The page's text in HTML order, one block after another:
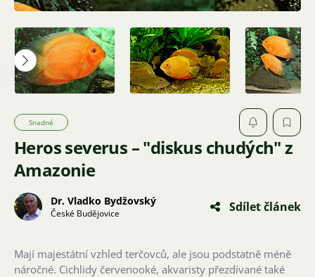
Heros severus – "diskus chudých" z
Amazonie
Snadné
Dr. Vladko Bydžovský
České Budějovice Sdílet článek
Mají majestátní vzhled terčovců, ale jsou podstatně méně
náročné. Cichlidy červenooké, akvaristy přezdívané také